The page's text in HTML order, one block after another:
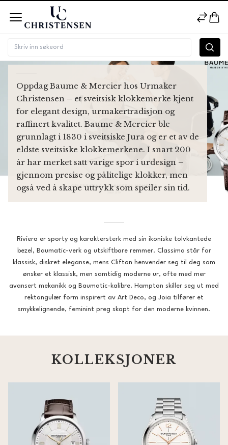
BAUME & MERCIER
Oppdag Baume & Mercier hos Urmaker
Christensen – et sveitsisk klokkemerke kjent
for elegant design, urmakertradisjon og
raffinert kvalitet. Baume & Mercier ble
grunnlagt i 1830 i sveitsiske Jura og er et av de
eldste sveitsiske klokkemerkene. I snart 200
år har merket satt varige spor i urdesign –
gjennom presise og pålitelige klokker, men
også ved å skape uttrykk som speiler sin tid.
Riviera er sporty og karaktersterk med sin ikoniske tolvkantede
bezel, Baumatic-verk og utskiftbare remmer. Classima står for
klassisk, diskret eleganse, mens Clifton henvender seg til deg som
ønsker et klassisk, men samtidig moderne ur, ofte med mer
avansert mekanikk og Baumatic-kalibre. Hampton skiller seg ut med
rektangulær form inspirert av Art Deco, og Joia tilfører et
smykkelignende, feminint preg skapt for den moderne kvinnen.
KOLLEKSJONER